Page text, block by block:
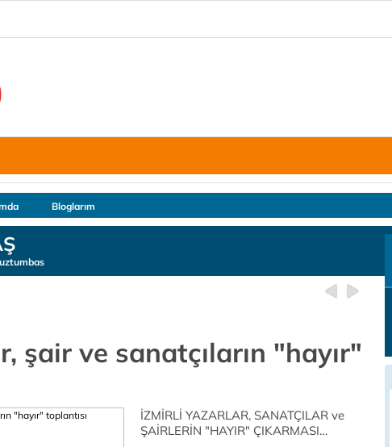
Bloglarım
şair ve sanatçıların "hayır"
İZMİRLİ YAZARLAR, SANATÇILAR ve
ŞAİRLERİN "HAYIR" ÇIKARMASI…